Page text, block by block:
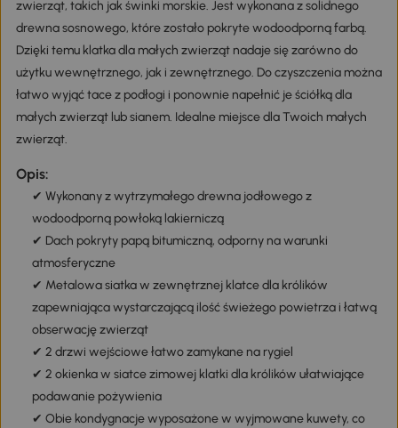
zwierząt, takich jak świnki morskie. Jest wykonana z solidnego
drewna sosnowego, które zostało pokryte wodoodporną farbą.
Dzięki temu klatka dla małych zwierząt nadaje się zarówno do
użytku wewnętrznego, jak i zewnętrznego. Do czyszczenia można
łatwo wyjąć tace z podłogi i ponownie napełnić je ściółką dla
małych zwierząt lub sianem. Idealne miejsce dla Twoich małych
zwierząt.
Opis:
✔ Wykonany z wytrzymałego drewna jodłowego z
wodoodporną powłoką lakierniczą
✔ Dach pokryty papą bitumiczną, odporny na warunki
atmosferyczne
✔ Metalowa siatka w zewnętrznej klatce dla królików
zapewniająca wystarczającą ilość świeżego powietrza i łatwą
obserwację zwierząt
✔ 2 drzwi wejściowe łatwo zamykane na rygiel
✔ 2 okienka w siatce zimowej klatki dla królików ułatwiające
podawanie pożywienia
✔ Obie kondygnacje wyposażone w wyjmowane kuwety, co